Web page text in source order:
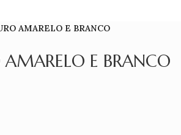
AMARELO E BRANCO
E BRANCO